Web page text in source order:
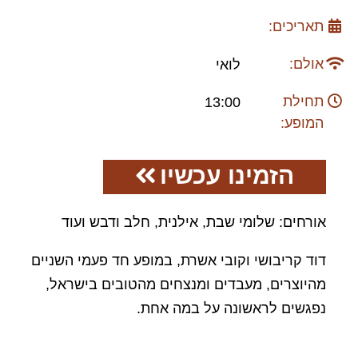
תאריכים:
אולם: לואי
תחילת
המופע:
13:00
הזמינו עכשיו
אורחים: שלומי שבת, אילנית, חלב ודבש ועוד
דוד קריבושי וקובי אשרת, במופע חד פעמי השניים
מהיוצרים, מעבדים ומנצחים מהטובים בישראל,
נפגשים לראשונה על במה אחת.